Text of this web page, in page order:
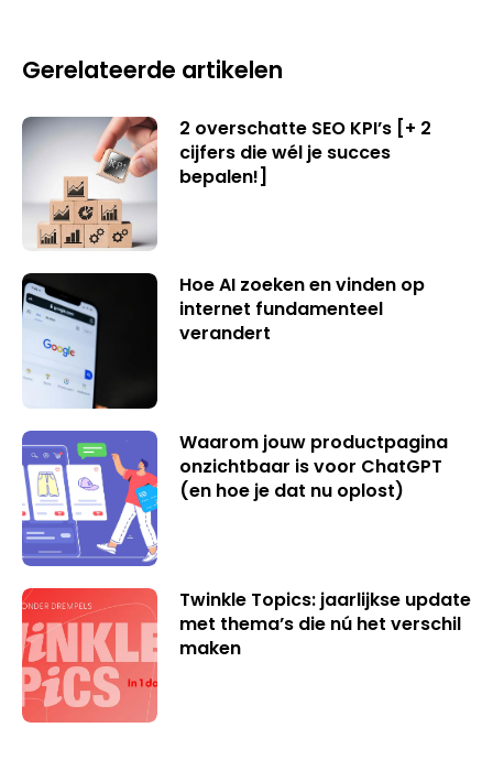
Gerelateerde artikelen
2 overschatte SEO KPI’s [+ 2
cijfers die wél je succes
bepalen!]
Hoe AI zoeken en vinden op
internet fundamenteel
verandert
Waarom jouw productpagina
onzichtbaar is voor ChatGPT
(en hoe je dat nu oplost)
Twinkle Topics: jaarlijkse update
met thema’s die nú het verschil
maken